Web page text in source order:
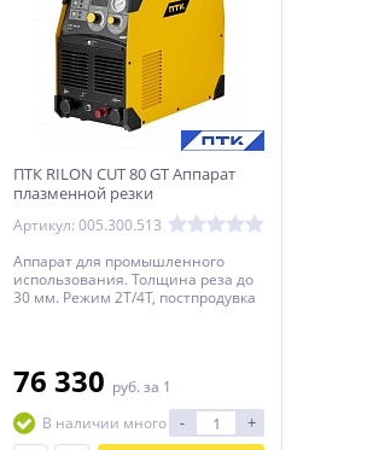
ПТК RILON CUT 80 GT Аппарат
плазменной резки
Артикул: 005.300.513
Аппарат для промышленного
использования. Толщина реза до
30 мм. Режим 2Т/4Т, постпродувка
76 330 руб. за 1
В наличии много
- +